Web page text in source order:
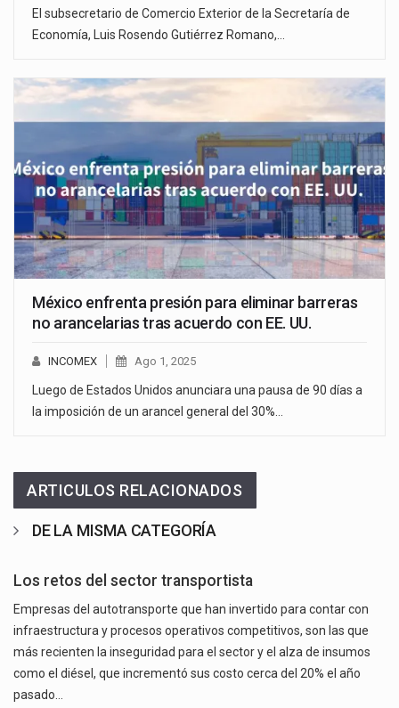
El subsecretario de Comercio Exterior de la Secretaría de
Economía, Luis Rosendo Gutiérrez Romano,…
México enfrenta presión para eliminar barreras
no arancelarias tras acuerdo con EE. UU.
INCOMEX Ago 1, 2025
Luego de Estados Unidos anunciara una pausa de 90 días a
la imposición de un arancel general del 30%…
ARTICULOS RELACIONADOS
DE LA MISMA CATEGORÍA
Los retos del sector transportista
Empresas del autotransporte que han invertido para contar con
infraestructura y procesos operativos competitivos, son las que
más recienten la inseguridad para el sector y el alza de insumos
como el diésel, que incrementó sus costo cerca del 20% el año
pasado…